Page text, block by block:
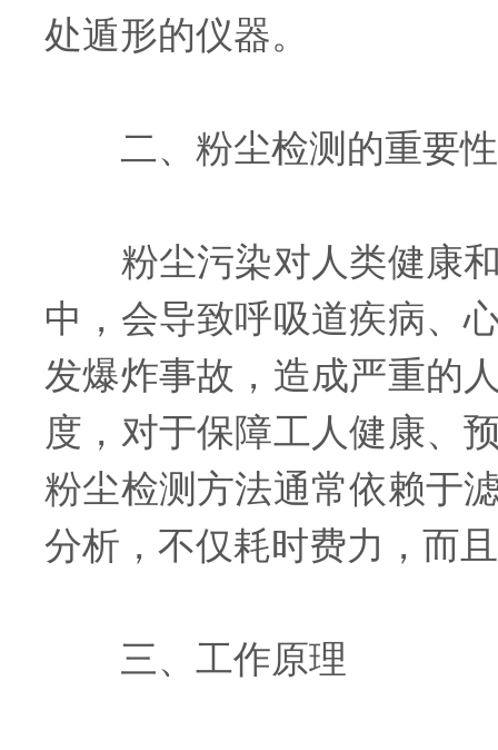
处遁形的仪器。
二、粉尘检测的重要性
粉尘污染对人类健康和
中，会导致呼吸道疾病、
发爆炸事故，造成严重的
度，对于保障工人健康、
粉尘检测方法通常依赖于
分析，不仅耗时费力，而
三、工作原理